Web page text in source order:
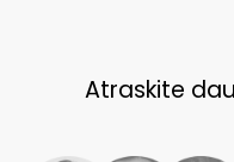
Atraskite